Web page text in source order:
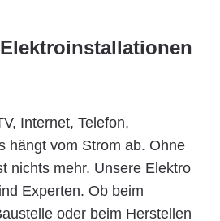
Internet, Telefon,
hängt vom Strom ab. Ohne
nichts mehr. Unsere Elektro
Experten. Ob beim
oder beim Herstellen